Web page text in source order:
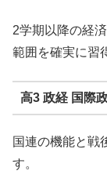
2学期以降の経
範囲を確実に習
高3 政経 国際
国連の機能と戦
す。